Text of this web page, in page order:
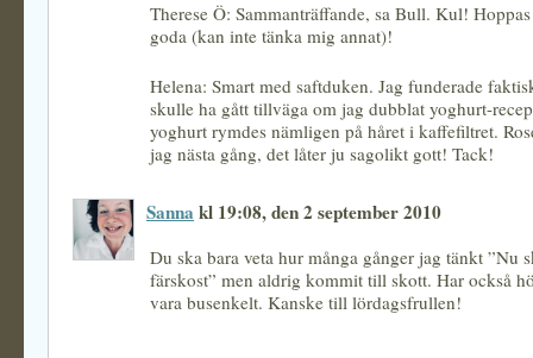
Therese Ö: Sammanträffande, sa Bull. Kul!
goda (kan inte tänka mig annat)!
Helena: Smart med saftduken. Jag funderade
skulle ha gått tillväga om jag dubblat yoghurt-
yoghurt rymdes nämligen på håret i kaffefiltret.
jag nästa gång, det låter ju sagolikt gott! Tack!
Sanna kl 19:08, den 2 september 2010
Du ska bara veta hur många gånger jag tänkt ”Nu
färskost” men aldrig kommit till skott. Har också
vara busenkelt. Kanske till lördagsfrullen!